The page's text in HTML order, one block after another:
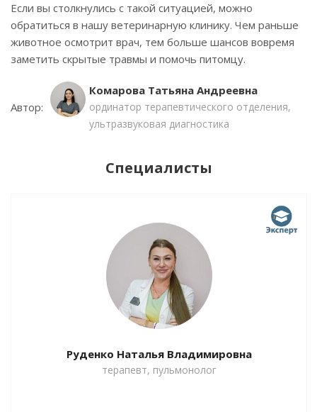
Если вы столкнулись с такой ситуацией, можно
обратиться в нашу ветеринарную клинику. Чем раньше
животное осмотрит врач, тем больше шансов вовремя
заметить скрытые травмы и помочь питомцу.
Автор:
Комарова Татьяна Андреевна
ординатор терапевтического отделения,
ультразвуковая диагностика
Специалисты
Руденко Наталья Владимировна
терапевт, пульмонолог